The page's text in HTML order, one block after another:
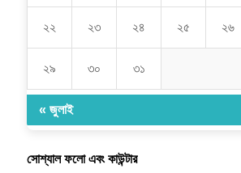
২২ ২৩ ২৪ ২৫ ২৬
২৯ ৩০ ৩১
« জুলাই
সোশ্যাল ফলো এবং কাউন্টার